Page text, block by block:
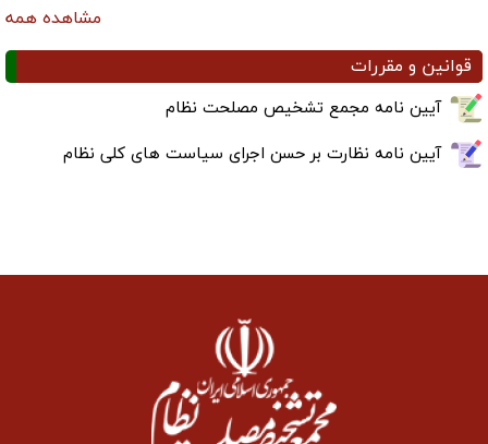
مشاهده همه
قوانین و مقررات
آیین نامه مجمع تشخیص مصلحت نظام
آیین نامه نظارت بر حسن اجرای سیاست های کلی نظام